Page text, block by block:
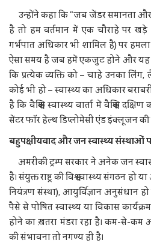
उन्होंने कहा कि "जब जेंडर समानता
है तो हम वर्तमान में एक चौराहे पर
गर्भपात अधिकार भी शामिल है) पर
ऐसा समय है जब हमें एकजुट होने और यह
कि प्रत्येक व्यक्ति को – चाहे उनका
कोई भी हो – स्वास्थ्य का अधिकार
है कि वैश्विक स्वास्थ्य वार्ता में वैश्विक
सेंटर फॉर हेल्थ डिप्लोमेसी एंड इंक्लूजन की
बहुपक्षीयवाद और जन स्वास्थ्य संस्थाओं
अमरीकी ट्रम्प सरकार ने अनेक जन
है। संयुक्त राष्ट्र की विश्व स्वास्थ्य संगठन हो
नियंत्रण संस्था), आयुर्विज्ञान अनुसंधान
पैसे से पोषित स्वास्थ्य या विकास
होने का ख़तरा मंडरा रहा है। कम-से-कम
की संभावना तो नगण्य ही है।